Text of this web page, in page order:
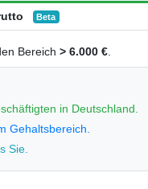
Beta
Bereich> 6.000 €
in Deutschland.
Gehaltsbereich.
Sie.